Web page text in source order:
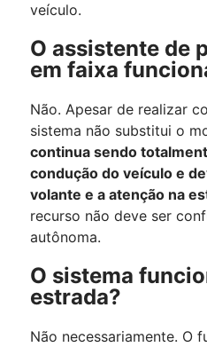
veículo.
O assistente de
em faixa
Não. Apesar de realizar
sistema não substitui o
continua sendo
condução do veículo e
volante e a atenção na
recurso não deve ser
autônoma.
O sistema
estrada?
Não necessariamente. O